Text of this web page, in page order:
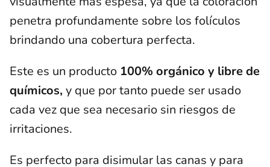
penetra profundamente sobre los folículos
brindando una cobertura perfecta.
Este es un producto 100% orgánico y libre de
químicos, y que por tanto puede ser usado
cada vez que sea necesario sin riesgos de
irritaciones.
Es perfecto para disimular las canas y para